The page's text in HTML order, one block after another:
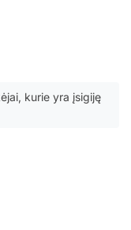
kurie yra įsigiję